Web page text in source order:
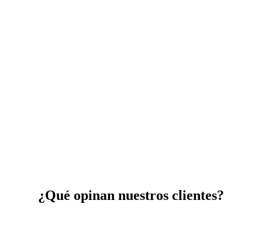
¿Qué opinan nuestros clientes?